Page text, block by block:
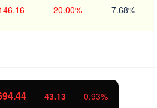
20.00% 7.68%
北证50 1134.24